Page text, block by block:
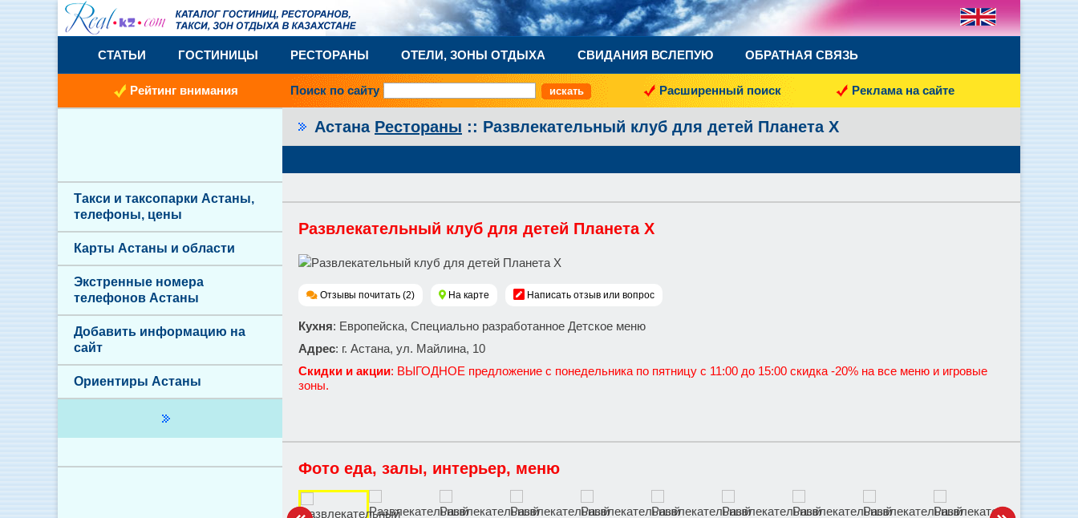
СТАТЬИ ГОСТИНИЦЫ РЕСТОРАНЫ ОТЕЛИ, ЗОНЫ ОТДЫХА СВИДАНИЯ ВСЛЕПУЮ ОБРАТНАЯ СВЯЗЬ
Рейтинг внимания Поиск по сайту Расширенный поиск Реклама на сайте
Астана Рестораны :: Развлекательный клуб для детей Планета X
Развлекательный клуб для детей Планета X
Отзывы почитать (2) На карте Написать отзыв или вопрос
Кухня: Европейска, Специально разработанное Детское меню
Адрес: г. Астана, ул. Майлина, 10
Скидки и акции: ВЫГОДНОЕ предложение с понедельника по пятницу с 11:00 до 15:00 скидка -20% на все меню и игровые
зоны.
Фото еда, залы, интерьер, меню
Такси и таксопарки Астаны,
телефоны, цены
Карты Астаны и области
Экстренные номера
телефонов Астаны
Добавить информацию на
сайт
Ориентиры Астаны